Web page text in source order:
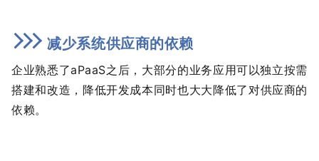
减少系统供应商的依赖
企业熟悉了aPaaS之后，大部分的业务应用可以独立按需
搭建和改造，降低开发成本同时也大大降低了对供应商的
依赖。